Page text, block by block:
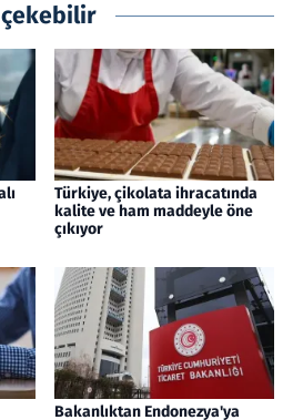
Türkiye, çikolata ihracatında
kalite ve ham maddeyle öne
çıkıyor
Bakanlıktan Endonezya'ya